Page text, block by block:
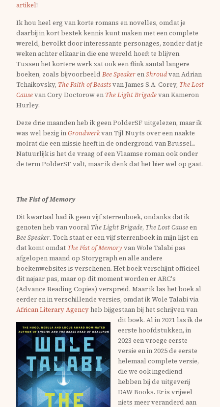
artikel!
Ik hou heel erg van korte romans en novelles, omdat je
daarbij in kort bestek kennis kunt maken met een complete
wereld, bevolkt door interessante personages, zonder dat je
weken achter elkaar in die ene wereld hoeft te blijven.
Tussen het kortere werk zat ook een flink aantal langere
boeken, zoals bijvoorbeeld Bee SpeakerenShroudvan Adrian
Tchaikovsky, The Faith of Beastsvan James S.A. Corey, The Lost
Causevan Cory Doctorow en The Light Brigadevan Kameron
Hurley.
Deze drie maanden heb ik geen PolderSF uitgelezen, maar ik
was wel bezig inGrondwerkvan Tijl Nuyts over een naakte
molrat die een missie heeft in de ondergrond van Brussel...
Natuurlijk is het de vraag of een Vlaamse roman ook onder
de term PolderSF valt, maar ik denk dat het hier wel op gaat.
The Fist of Memory
Dit kwartaal had ik geen vijf sterrenboek, ondanks dat ik
genoten heb van vooral The Light Brigade, The Lost Causeen
Bee Speaker. Toch staat er een vijf sterrenboek in mijn lijst en
dat komt omdat The Fist of Memoryvan Wole Talabi pas
afgelopen maand op Storygraph en alle andere
boekenwebsites is verschenen. Het boek verschijnt officieel
dit najaar pas, maar op dit moment worden er ARC's
(Advance Reading Copies) verspreid. Maar ik las het boek al
eerder en in verschillende versies, omdat ik Wole Talabi via
African Literary Agencyheb bijgestaan bij het schrijven van
dit boek. Al in 2021 las ik de
eerste hoofdstukken, in
2023 een vroege eerste
versie en in 2025 de eerste
helemaal complete versie,
die we ook ingediend
hebben bij de uitgeverij
DAW Books. Er is vrijwel
niets meer veranderd aan